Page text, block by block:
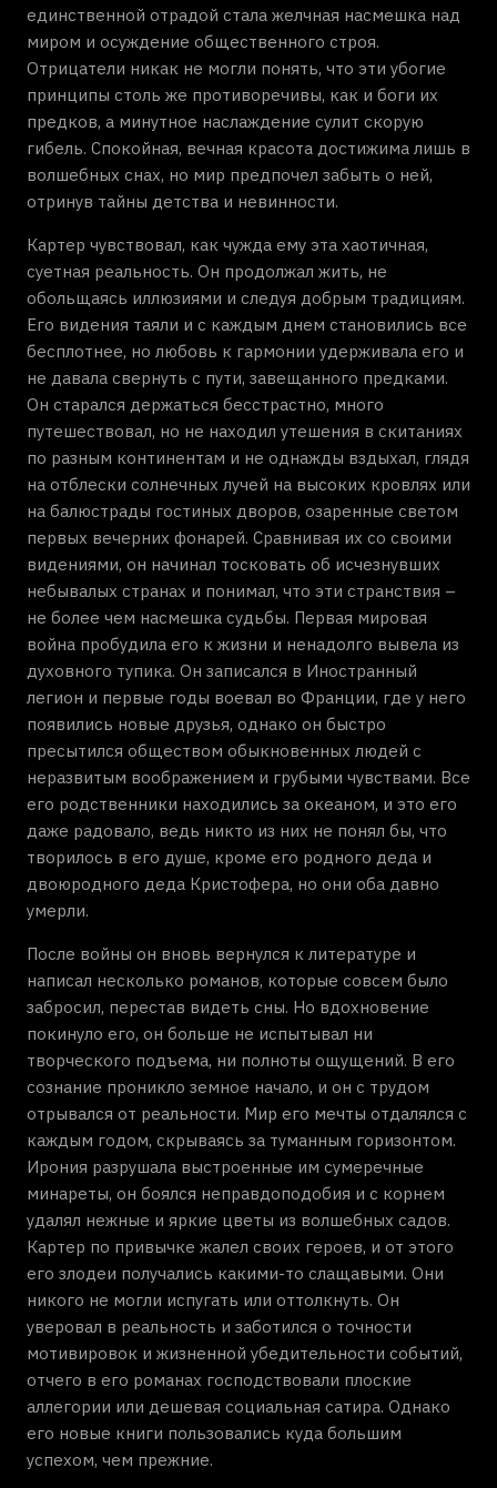
единственной отрадой стала желчная насмешка над
миром и осуждение общественного строя.
Отрицатели никак не могли понять, что эти убогие
принципы столь же противоречивы, как и боги их
предков, а минутное наслаждение сулит скорую
гибель. Спокойная, вечная красота достижима лишь в
волшебных снах, но мир предпочел забыть о ней,
отринув тайны детства и невинности.
Картер чувствовал, как чужда ему эта хаотичная,
суетная реальность. Он продолжал жить, не
обольщаясь иллюзиями и следуя добрым традициям.
Его видения таяли и с каждым днем становились все
бесплотнее, но любовь к гармонии удерживала его и
не давала свернуть с пути, завещанного предками.
Он старался держаться бесстрастно, много
путешествовал, но не находил утешения в скитаниях
по разным континентам и не однажды вздыхал, глядя
на отблески солнечных лучей на высоких кровлях или
на балюстрады гостиных дворов, озаренные светом
первых вечерних фонарей. Сравнивая их со своими
видениями, он начинал тосковать об исчезнувших
небывалых странах и понимал, что эти странствия –
не более чем насмешка судьбы. Первая мировая
война пробудила его к жизни и ненадолго вывела из
духовного тупика. Он записался в Иностранный
легион и первые годы воевал во Франции, где у него
появились новые друзья, однако он быстро
пресытился обществом обыкновенных людей с
неразвитым воображением и грубыми чувствами. Все
его родственники находились за океаном, и это его
даже радовало, ведь никто из них не понял бы, что
творилось в его душе, кроме его родного деда и
двоюродного деда Кристофера, но они оба давно
умерли.
После войны он вновь вернулся к литературе и
написал несколько романов, которые совсем было
забросил, перестав видеть сны. Но вдохновение
покинуло его, он больше не испытывал ни
творческого подъема, ни полноты ощущений. В его
сознание проникло земное начало, и он с трудом
отрывался от реальности. Мир его мечты отдалялся с
каждым годом, скрываясь за туманным горизонтом.
Ирония разрушала выстроенные им сумеречные
минареты, он боялся неправдоподобия и с корнем
удалял нежные и яркие цветы из волшебных садов.
Картер по привычке жалел своих героев, и от этого
его злодеи получались какими-то слащавыми. Они
никого не могли испугать или оттолкнуть. Он
уверовал в реальность и заботился о точности
мотивировок и жизненной убедительности событий,
отчего в его романах господствовали плоские
аллегории или дешевая социальная сатира. Однако
его новые книги пользовались куда большим
успехом, чем прежние.